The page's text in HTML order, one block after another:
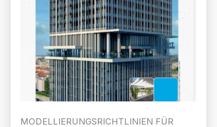
MODELLIERUNGS­RICHTLINIEN FÜR